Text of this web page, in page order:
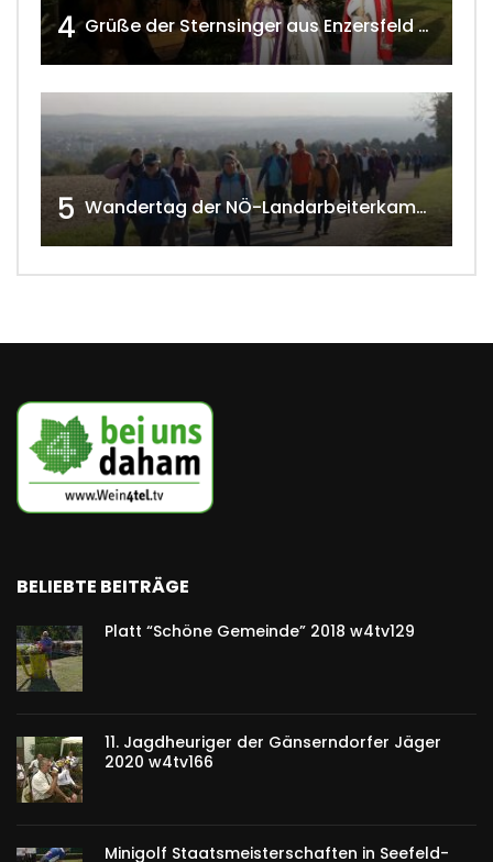
4 Grüße der Sternsinger aus Enzersfeld – Klein-Engersdorf 2021 w4tv169
5 Wandertag der NÖ-Landarbeiterkammer in Hollabrunn 2024
BELIEBTE BEITRÄGE
Platt “Schöne Gemeinde” 2018 w4tv129
11. Jagdheuriger der Gänserndorfer Jäger
2020 w4tv166
Minigolf Staatsmeisterschaften in Seefeld-